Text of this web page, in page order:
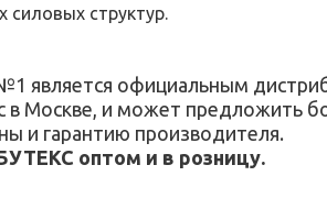
силовых структур.
является официальным
в Москве, и может предложить
и гарантию производителя.
оптом и в розницу.